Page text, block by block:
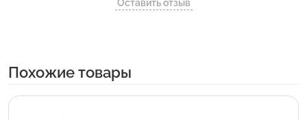
Оставить отзыв
Похожие товары